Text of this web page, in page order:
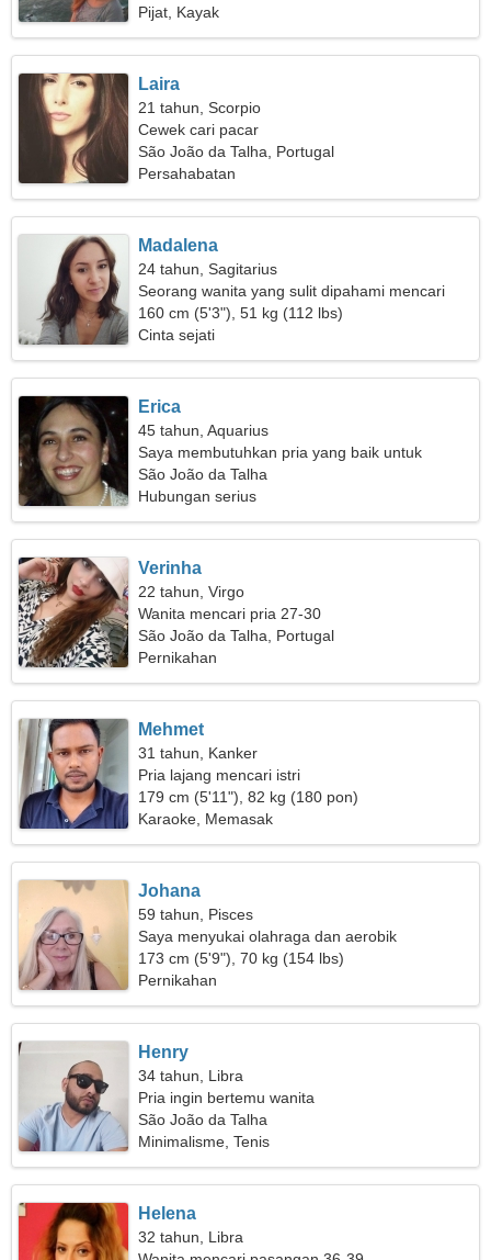
Pijat, Kayak
Laira
21 tahun, Scorpio
Cewek cari pacar
São João da Talha, Portugal
Persahabatan
Madalena
24 tahun, Sagitarius
Seorang wanita yang sulit dipahami mencari
hubungan yang penuh gairah
160 cm (5'3"), 51 kg (112 lbs)
Cinta sejati
Erica
45 tahun, Aquarius
Saya membutuhkan pria yang baik untuk
bepergian
São João da Talha
Hubungan serius
Verinha
22 tahun, Virgo
Wanita mencari pria 27-30
São João da Talha, Portugal
Pernikahan
Mehmet
31 tahun, Kanker
Pria lajang mencari istri
179 cm (5'11"), 82 kg (180 pon)
Karaoke, Memasak
Johana
59 tahun, Pisces
Saya menyukai olahraga dan aerobik
173 cm (5'9"), 70 kg (154 lbs)
Pernikahan
Henry
34 tahun, Libra
Pria ingin bertemu wanita
São João da Talha
Minimalisme, Tenis
Helena
32 tahun, Libra